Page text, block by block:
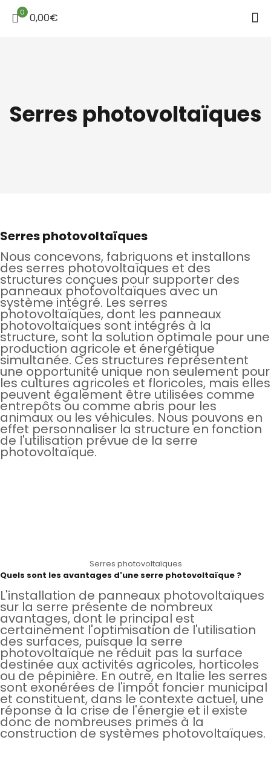
0 0,00€
Serres photovoltaïques
Serres photovoltaïques
Nous concevons, fabriquons et installons
des serres photovoltaïques et des
structures conçues pour supporter des
panneaux photovoltaïques avec un
système intégré. Les serres
photovoltaïques, dont les panneaux
photovoltaïques sont intégrés à la
structure, sont la solution optimale pour une
production agricole et énergétique
simultanée. Ces structures représentent
une opportunité unique non seulement pour
les cultures agricoles et floricoles, mais elles
peuvent également être utilisées comme
entrepôts ou comme abris pour les
animaux ou les véhicules. Nous pouvons en
effet personnaliser la structure en fonction
de l'utilisation prévue de la serre
photovoltaïque.
Serres photovoltaïques
Quels sont les avantages d'une serre photovoltaïque ?
L'installation de panneaux photovoltaïques
sur la serre présente de nombreux
avantages, dont le principal est
certainement l'optimisation de l'utilisation
des surfaces, puisque la serre
photovoltaïque ne réduit pas la surface
destinée aux activités agricoles, horticoles
ou de pépinière. En outre, en Italie les serres
sont exonérées de l'impôt foncier municipal
et constituent, dans le contexte actuel, une
réponse à la crise de l'énergie et il existe
donc de nombreuses primes à la
construction de systèmes photovoltaïques.